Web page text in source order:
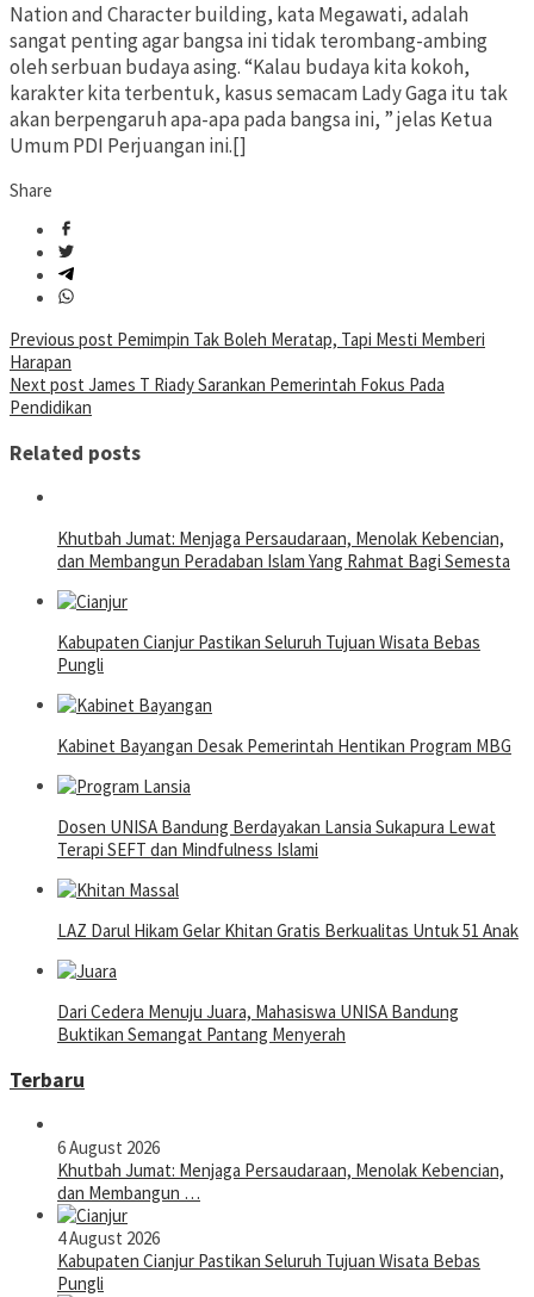
Nation and Character building, kata Megawati, adalah
sangat penting agar bangsa ini tidak terombang-ambing
oleh serbuan budaya asing. “Kalau budaya kita kokoh,
karakter kita terbentuk, kasus semacam Lady Gaga itu tak
akan berpengaruh apa-apa pada bangsa ini, ” jelas Ketua
Umum PDI Perjuangan ini.[]
Share
Post
navigation
Previous post Pemimpin Tak Boleh Meratap, Tapi Mesti Memberi
Harapan
Next post James T Riady Sarankan Pemerintah Fokus Pada
Pendidikan
Related posts
Khutbah Jumat: Menjaga Persaudaraan, Menolak Kebencian,
dan Membangun Peradaban Islam Yang Rahmat Bagi Semesta
Kabupaten Cianjur Pastikan Seluruh Tujuan Wisata Bebas
Pungli
Kabinet Bayangan Desak Pemerintah Hentikan Program MBG
Dosen UNISA Bandung Berdayakan Lansia Sukapura Lewat
Terapi SEFT dan Mindfulness Islami
LAZ Darul Hikam Gelar Khitan Gratis Berkualitas Untuk 51 Anak
Dari Cedera Menuju Juara, Mahasiswa UNISA Bandung
Buktikan Semangat Pantang Menyerah
Terbaru
6 August 2026
Khutbah Jumat: Menjaga Persaudaraan, Menolak Kebencian,
dan Membangun …
4 August 2026
Kabupaten Cianjur Pastikan Seluruh Tujuan Wisata Bebas
Pungli